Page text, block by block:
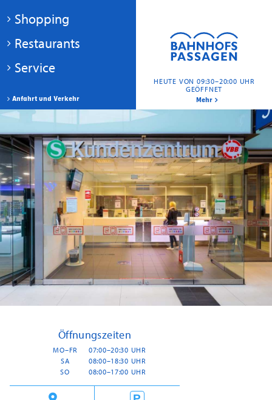
HEUTE VON 09:30–20:00 UHR
GEÖFFNET
Mehr
Anfahrt und Verkehr
Shopping
Restaurants
Service
Öffnungszeiten
MO–FR
07:00–20:30 UHR
SA
08:00–18:30 UHR
SO
08:00–17:00 UHR